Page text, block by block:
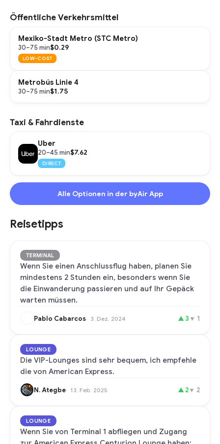
Öffentliche Verkehrsmittel
Mexiko-Stadt Metro (STC Metro)
30–75 min$0.29
LOW-COST
Metrobús Linie 4
30–75 min$1.75
Taxi & Fahrdienste
Uber
20–45 min$7.62
DIRECT
Alle Optionen in der byAir App
Reisetipps
TERMINAL
Wenn Sie einen Anschlussflug haben, planen Sie
mindestens 2 Stunden ein, besonders wenn Sie
die Einwanderung passieren und auf Ihr Gepäck
warten müssen.
Pablo Cabarcos 3. Dez. 2024 ▲ 3 ▼ 1
LOUNGE
Die VIP-Lounges sind sehr bequem, ich empfehle
die von American Express.
N. Ategbe 13. Feb. 2025 ▲ 2▼ 2
LOUNGE
Wenn Sie von Terminal 1 abfliegen und Zugang